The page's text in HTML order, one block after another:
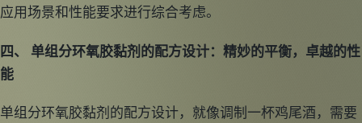
应用场景和性能要求进行综合考虑。
四、 单组分环氧胶黏剂的配方设计：精妙的平衡，卓越的性
能
单组分环氧胶黏剂的配方设计，就像调制一杯鸡尾酒，需要